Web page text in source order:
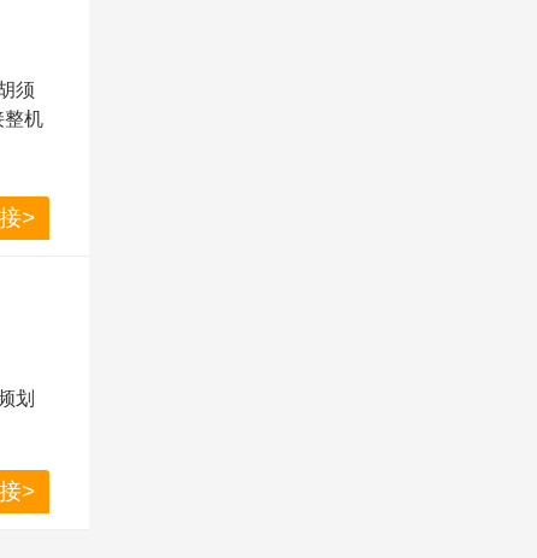
须
整机
续
刀
>
划
>